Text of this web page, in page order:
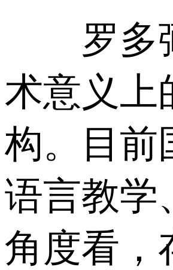
罗多弼
术意义上
构。目前
语言教学
角度看，